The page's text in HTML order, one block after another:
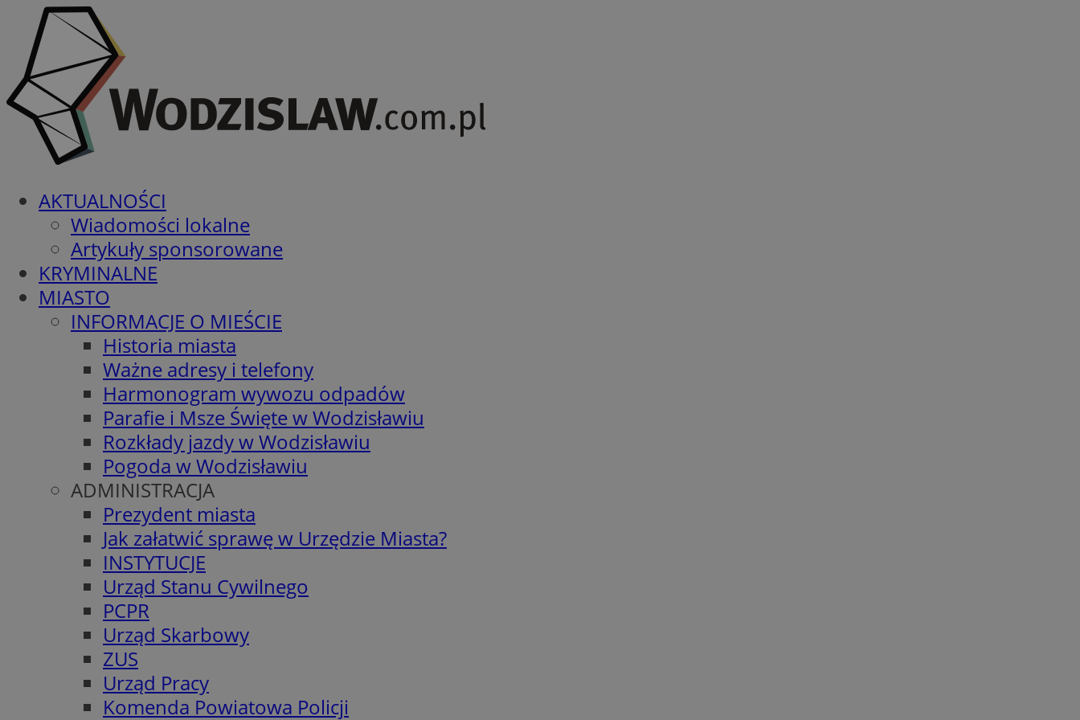
AKTUALNOŚCI
Wiadomości lokalne
Artykuły sponsorowane
KRYMINALNE
MIASTO
INFORMACJE O MIEŚCIE
Historia miasta
Ważne adresy i telefony
Harmonogram wywozu odpadów
Parafie i Msze Święte w Wodzisławiu
Rozkłady jazdy w Wodzisławiu
Pogoda w Wodzisławiu
ADMINISTRACJA
Prezydent miasta
Jak załatwić sprawę w Urzędzie Miasta?
INSTYTUCJE
Urząd Stanu Cywilnego
PCPR
Urząd Skarbowy
ZUS
Urząd Pracy
Komenda Powiatowa Policji